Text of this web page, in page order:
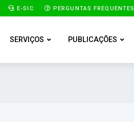
E-SIC PERGUNTAS FREQUENTES
SERVIÇOS PUBLICAÇÕES